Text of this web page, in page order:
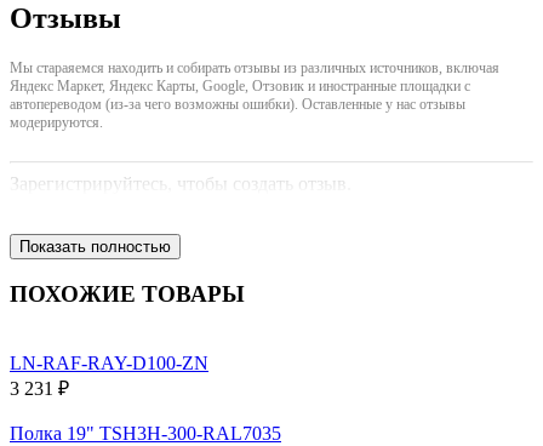
Отзывы
Мы стараяемся находить и собирать отзывы из различных источников, включая
Яндекс Маркет, Яндекс Карты, Google, Отзовик и иностранные площадки с
автопереводом (из-за чего возможны ошибки). Оставленные у нас отзывы
модерируются.
Зарегистрируйтесь, чтобы создать отзыв.
Показать полностью
ПОХОЖИЕ ТОВАРЫ
LN-RAF-RAY-D100-ZN
3 231 ₽
Полка 19" TSH3H-300-RAL7035